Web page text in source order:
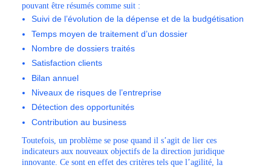
pouvant être résumés comme suit :
Suivi de l’évolution de la dépense et de la budgétisation
Temps moyen de traitement d’un dossier
Nombre de dossiers traités
Satisfaction clients
Bilan annuel
Niveaux de risques de l’entreprise
Détection des opportunités
Contribution au business
Toutefois, un problème se pose quand il s’agit de lier ces
indicateurs aux nouveaux objectifs de la direction juridique
innovante. Ce sont en effet des critères tels que l’agilité, la